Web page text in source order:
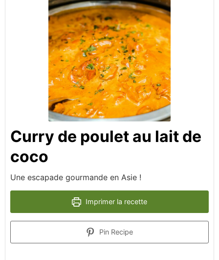
Curry de poulet au lait de
coco
Une escapade gourmande en Asie !
Imprimer la recette
Pin Recipe